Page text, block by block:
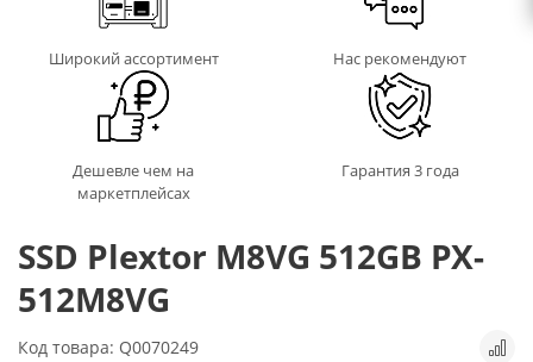
Широкий ассортимент Нас рекомендуют
Дешевле чем на
маркетплейсах
Гарантия 3 года
SSD Plextor M8VG 512GB PX-
512M8VG
Код товара: Q0070249